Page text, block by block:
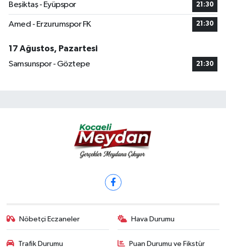
Beşiktaş - Eyüpspor 21:30
Amed - Erzurumspor FK 21:30
17 Ağustos, Pazartesi
Samsunspor - Göztepe
21:30
Nöbetçi Eczaneler Hava Durumu
Trafik Durumu Puan Durumu ve Fikstür